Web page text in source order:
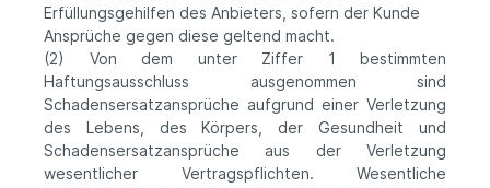
Erfüllungsgehilfen des Anbieters, sofern der Kunde
Ansprüche gegen diese geltend macht.
(2) Von dem unter Ziffer 1 bestimmten
Haftungsausschluss ausgenommen sind
Schadensersatzansprüche aufgrund einer Verletzung
des Lebens, des Körpers, der Gesundheit und
Schadensersatzansprüche aus der Verletzung
wesentlicher Vertragspflichten. Wesentliche